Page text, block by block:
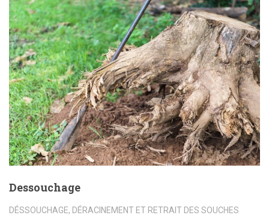
Dessouchage
DÉSSOUCHAGE, DÉRACINEMENT ET RETRAIT DES SOUCHES